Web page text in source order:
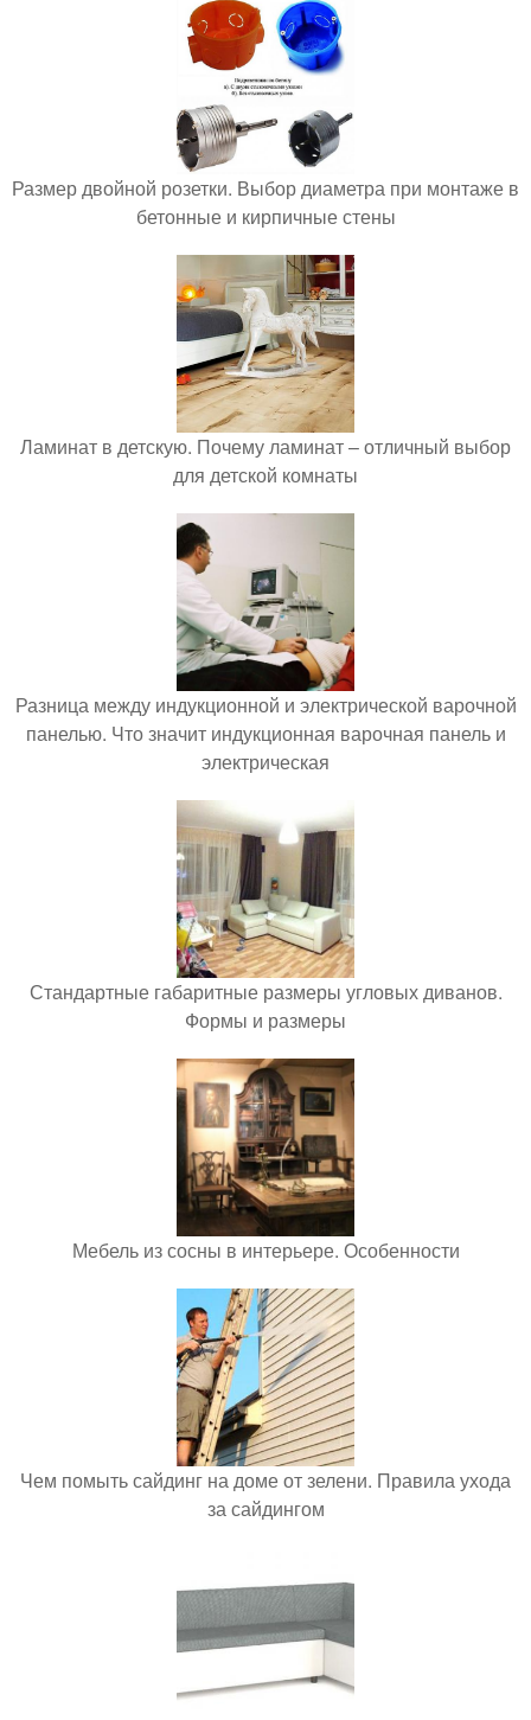
Размер двойной розетки. Выбор диаметра при монтаже в
бетонные и кирпичные стены
Ламинат в детскую. Почему ламинат – отличный выбор
для детской комнаты
Разница между индукционной и электрической варочной
панелью. Что значит индукционная варочная панель и
электрическая
Стандартные габаритные размеры угловых диванов.
Формы и размеры
Мебель из сосны в интерьере. Особенности
Чем помыть сайдинг на доме от зелени. Правила ухода
за сайдингом